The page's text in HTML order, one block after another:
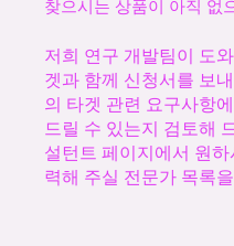
찾으시는 상품이 아직 없
저희 연구 개발팀이 도
겟과 함께 신청서를 보
의 타겟 관련 요구사항
드릴 수 있는지 검토해
설턴트 페이지에서 원
력해 주실 전문가 목록